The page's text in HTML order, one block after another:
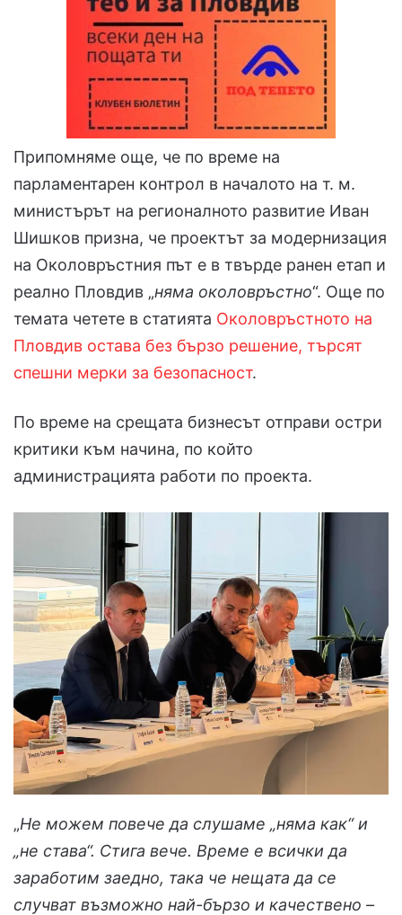
Припомняме още, че по време на
парламентарен контрол в началото на т. м.
министърът на регионалното развитие Иван
Шишков призна, че проектът за модернизация
на Околовръстния път е в твърде ранен етап и
реално Пловдив „няма околовръстно“. Още по
темата четете в статията Околовръстното на
Пловдив остава без бързо решение, търсят
спешни мерки за безопасност.
По време на срещата бизнесът отправи остри
критики към начина, по който
администрацията работи по проекта.
„Не можем повече да слушаме „няма как“ и
„не става“. Стига вече. Време е всички да
заработим заедно, така че нещата да се
случват възможно най-бързо и качествено –